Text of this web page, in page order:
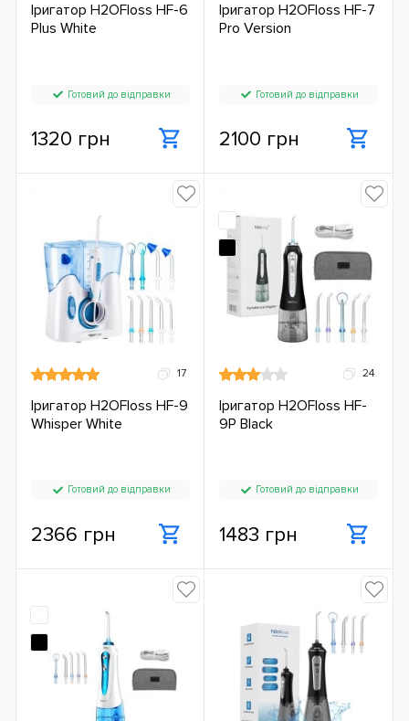
Іригатор H2OFloss HF-6
Plus White
Готовий до відправки
1320 грн
Іригатор H2OFloss HF-7
Pro Version
Готовий до відправки
2100 грн
17
Іригатор H2OFloss HF-9
Whisper White
Готовий до відправки
2366 грн
24
Іригатор H2OFloss HF-
9P Black
Готовий до відправки
1483 грн